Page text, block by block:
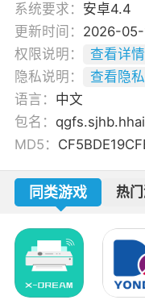
系统要求： 安卓4.4
更新时间： 2026-
权限说明：
查看详情
隐私说明：
查看隐私
语言： 中文
包名： qgfs.sjhb.hhai
MD5：
同类游戏 热